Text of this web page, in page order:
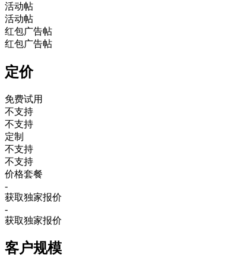
活动帖
活动帖
红包广告帖
红包广告帖
定价
免费试用
不支持
不支持
定制
不支持
不支持
价格套餐
-
获取独家报价
-
获取独家报价
客户规模